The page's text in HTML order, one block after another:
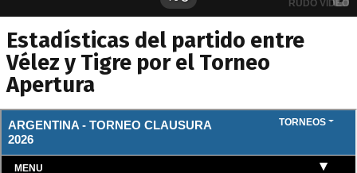
Estadísticas del partido entre
Vélez y Tigre por el Torneo
Apertura